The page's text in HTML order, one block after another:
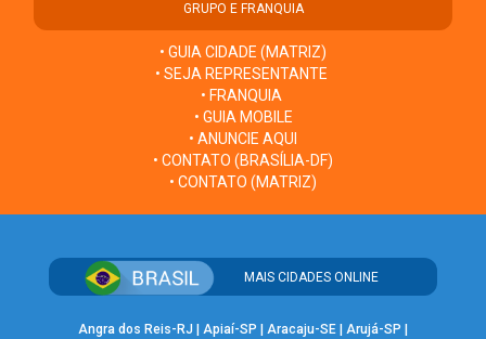
GRUPO E FRANQUIA
• GUIA CIDADE (MATRIZ)
• SEJA REPRESENTANTE
• FRANQUIA
• GUIA MOBILE
• ANUNCIE AQUI
• CONTATO (BRASÍLIA-DF)
• CONTATO (MATRIZ)
MAIS CIDADES ONLINE
Angra dos Reis-RJ Apiaí-SP Aracaju-SE| Arujá-SP